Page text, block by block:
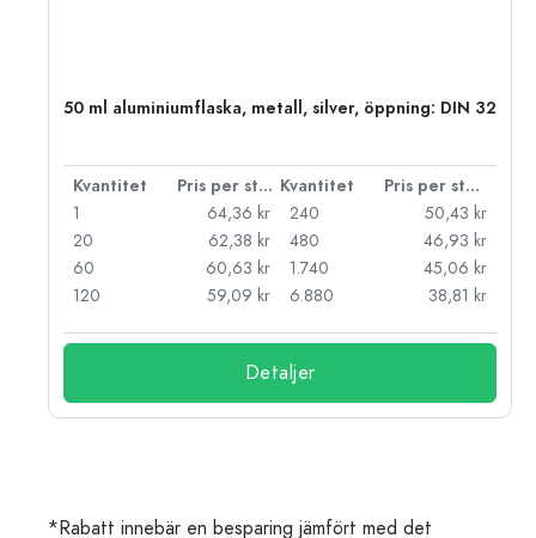
50 ml aluminiumflaska, metall, silver, öppning: DIN 32
Kvantitet Pris per styck Kvantitet
Pris per styck
1
64,36 kr
20
62,38 kr
60
60,63 kr
120
59,09 kr
240
50,43 kr
480
46,93 kr
1.740
45,06 kr
6.880
38,81 kr
Detaljer
*Rabatt innebär en besparing jämfört med det